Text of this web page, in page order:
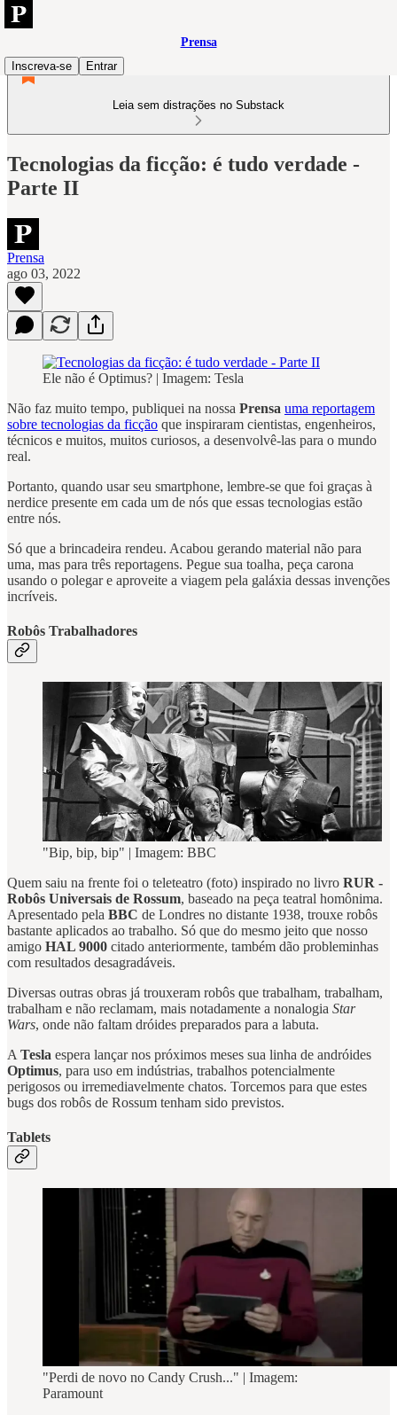
Prensa
Inscreva-se
Entrar
Leia sem distrações no Substack
Tecnologias da ficção: é tudo verdade -
Parte II
Prensa
ago 03, 2022
Ele não é Optimus? | Imagem: Tesla
Não faz muito tempo, publiquei na nossa Prensa uma reportagem
sobre tecnologias da ficção que inspiraram cientistas, engenheiros,
técnicos e muitos, muitos curiosos, a desenvolvê-las para o mundo
real.
Portanto, quando usar seu smartphone, lembre-se que foi graças à
nerdice presente em cada um de nós que essas tecnologias estão
entre nós.
Só que a brincadeira rendeu. Acabou gerando material não para
uma, mas para três reportagens. Pegue sua toalha, peça carona
usando o polegar e aproveite a viagem pela galáxia dessas invenções
incríveis.
Robôs Trabalhadores
"Bip, bip, bip" | Imagem: BBC
Quem saiu na frente foi o teleteatro (foto) inspirado no livro RUR -
Robôs Universais de Rossum, baseado na peça teatral homônima.
Apresentado pela BBC de Londres no distante 1938, trouxe robôs
bastante aplicados ao trabalho. Só que do mesmo jeito que nosso
amigo HAL 9000 citado anteriormente, também dão probleminhas
com resultados desagradáveis.
Diversas outras obras já trouxeram robôs que trabalham, trabalham,
trabalham e não reclamam, mais notadamente a nonalogia Star
Wars, onde não faltam dróides preparados para a labuta.
A Tesla espera lançar nos próximos meses sua linha de andróides
Optimus, para uso em indústrias, trabalhos potencialmente
perigosos ou irremediavelmente chatos. Torcemos para que estes
bugs dos robôs de Rossum tenham sido previstos.
Tablets
"Perdi de novo no Candy Crush..." | Imagem:
Paramount